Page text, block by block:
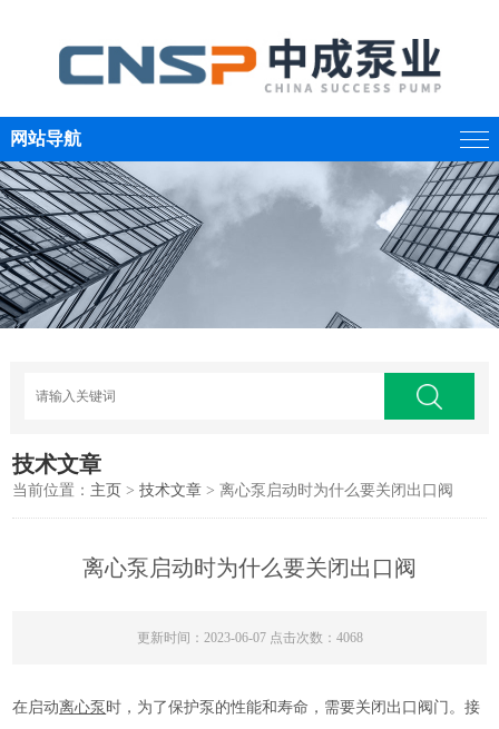
网站导航
技术文章
当前位置： 主页 >技术文章 > 离心泵启动时为什么要关闭出口阀
离心泵启动时为什么要关闭出口阀
更新时间：2023-06-07 点击次数：4068
在启动离心泵 时，为了保护泵的性能和寿命，需要关闭出口阀门。接